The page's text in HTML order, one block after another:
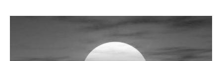
publicación
publicación